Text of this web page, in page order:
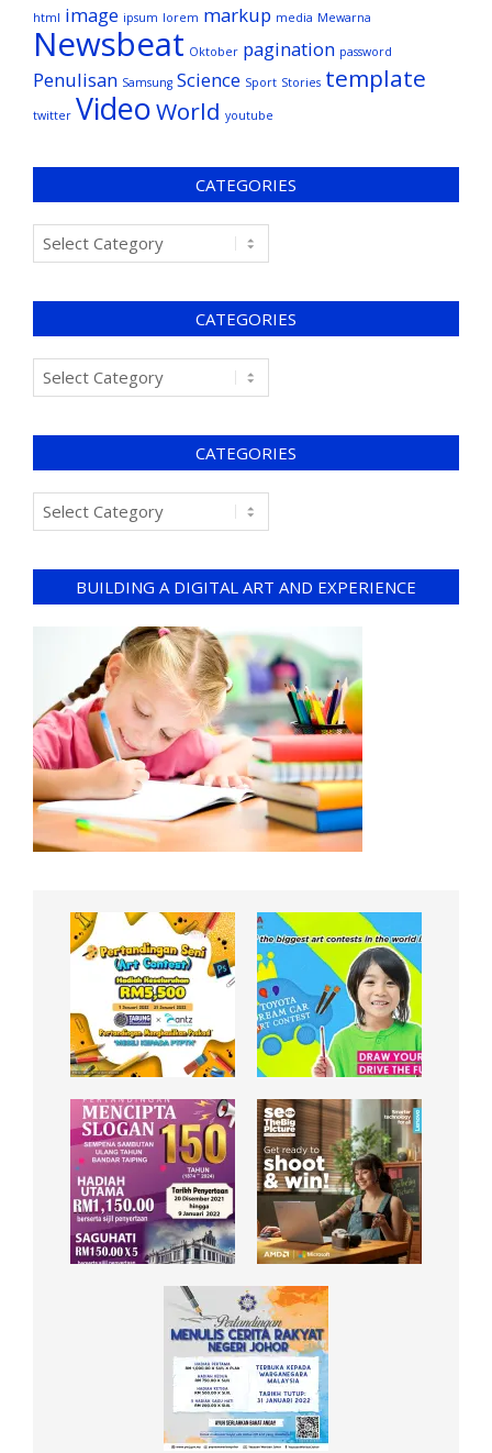
html image ipsum lorem markup media Mewarna
Newsbeat Oktober pagination password
Penulisan Samsung Science Sport Stories template
twitter VideoWorld youtube
CATEGORIES
CATEGORIES
CATEGORIES
BUILDING A DIGITAL ART AND EXPERIENCE